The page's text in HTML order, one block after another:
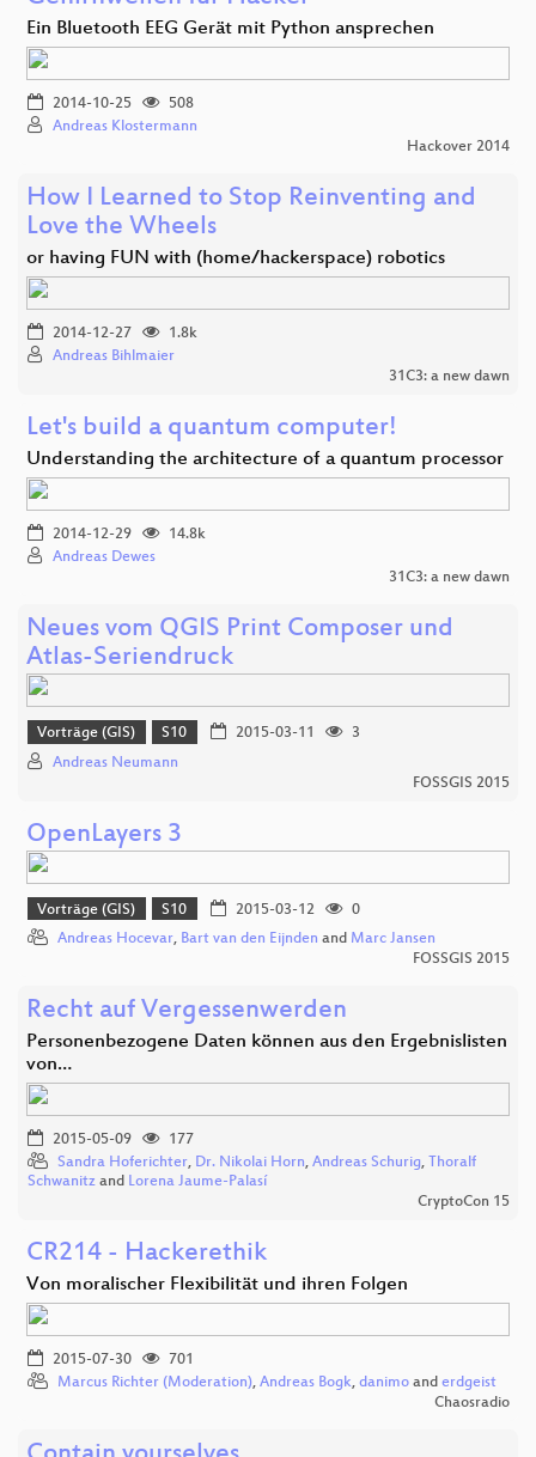
Ein Bluetooth EEG Gerät mit Python ansprechen
2014-10-25
508
Andreas Klostermann
Hackover 2014
How I Learned to Stop Reinventing and
Love the Wheels
or having FUN with (home/hackerspace) robotics
2014-12-27
1.8k
Andreas Bihlmaier
31C3: a new dawn
Let's build a quantum computer!
Understanding the architecture of a quantum processor
2014-12-29
14.8k
Andreas Dewes
31C3: a new dawn
Neues vom QGIS Print Composer und
Atlas-Seriendruck
Vorträge (GIS) S10 2015-03-11
3
Andreas Neumann
FOSSGIS 2015
OpenLayers 3
Vorträge (GIS) S10 2015-03-12
0
Andreas Hocevar, Bart van den Eijnden and Marc Jansen
FOSSGIS 2015
Recht auf Vergessenwerden
Personenbezogene Daten können aus den Ergebnislisten
von…
2015-05-09
177
Sandra Hoferichter, Dr. Nikolai Horn, Andreas Schurig, Thoralf
Schwanitz and Lorena Jaume-Palasí
CryptoCon 15
CR214 - Hackerethik
Von moralischer Flexibilität und ihren Folgen
2015-07-30
701
Marcus Richter (Moderation), Andreas Bogk, danimo and erdgeist
Chaosradio